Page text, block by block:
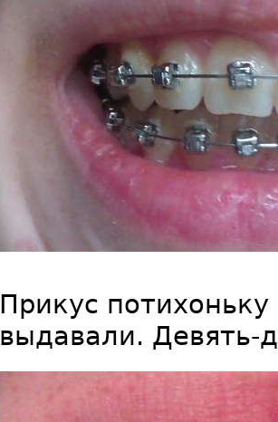
Прикус
выдавали. Девять-